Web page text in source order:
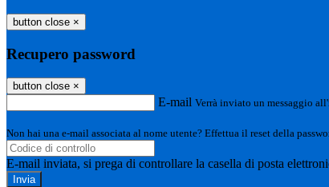
button close ×
Recupero password
button close ×
E-mail Verrà inviato un messaggio
Non hai una e-mail associata al nome utente? Effettua il reset della
E-mail inviata, si prega di controllare la casella di posta